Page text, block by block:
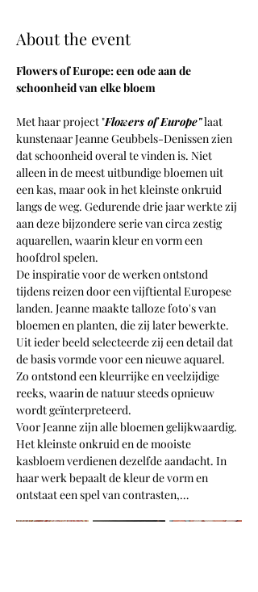
About the event
Flowers of Europe: een ode aan de
schoonheid van elke bloem
Met haar project "Flowers of Europe" laat
kunstenaar Jeanne Geubbels-Denissen zien
dat schoonheid overal te vinden is. Niet
alleen in de meest uitbundige bloemen uit
een kas, maar ook in het kleinste onkruid
langs de weg. Gedurende drie jaar werkte zij
aan deze bijzondere serie van circa zestig
aquarellen, waarin kleur en vorm een
hoofdrol spelen.
De inspiratie voor de werken ontstond
tijdens reizen door een vijftiental Europese
landen. Jeanne maakte talloze foto's van
bloemen en planten, die zij later bewerkte.
Uit ieder beeld selecteerde zij een detail dat
de basis vormde voor een nieuwe aquarel.
Zo ontstond een kleurrijke en veelzijdige
reeks, waarin de natuur steeds opnieuw
wordt geïnterpreteerd.
Voor Jeanne zijn alle bloemen gelijkwaardig.
Het kleinste onkruid en de mooiste
kasbloem verdienen dezelfde aandacht. In
haar werk bepaalt de kleur de vorm en
ontstaat een spel van contrasten,…